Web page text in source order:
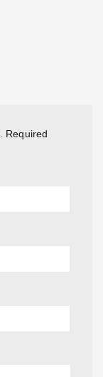
Required